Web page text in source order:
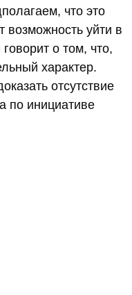
что это
возможность уйти в
о том, что,
характер.
отсутствие
по инициативе